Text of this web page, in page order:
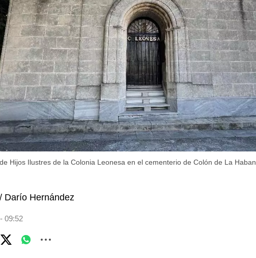
Hijos Ilustres de la Colonia Leonesa en el cementerio de Colón de La
Darío Hernández
09:52